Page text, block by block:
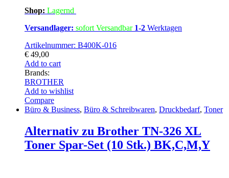
Shop: Lagernd
Versandlager: sofort Versandbar 1-2 Werktagen
Artikelnummer: B400K-016
€ 49,00
Add to cart
Brands:
BROTHER
Add to wishlist
Compare
Büro & Business, Büro & Schreibwaren, Druckbedarf, Toner
Alternativ zu Brother TN-326 XL
Toner Spar-Set (10 Stk.) BK,C,M,Y